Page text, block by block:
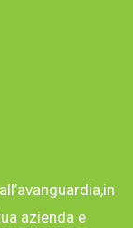
azienda e